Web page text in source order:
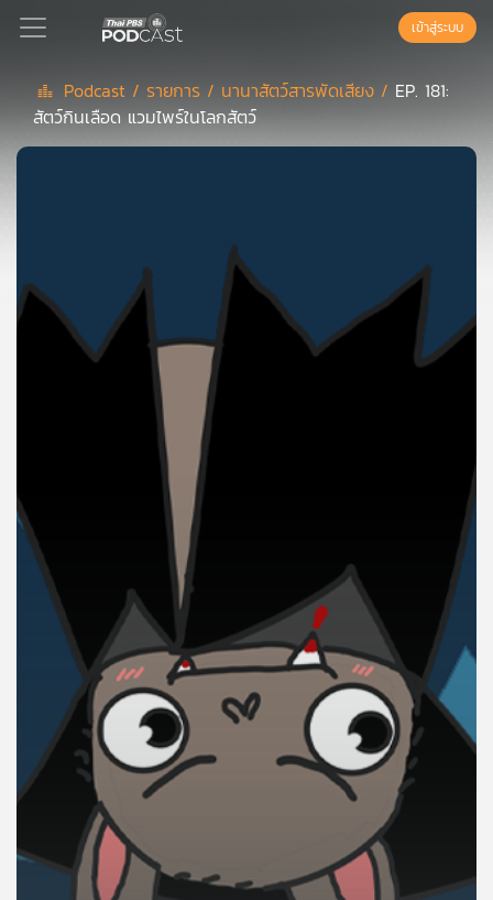
Podcast
แนะนำ
คุณ
เพลง
บทความ
ข่าว
และ
กิจกรรม
เข้าสู่ระบบ
Podcast / รายการ / นานาสัตว์สารพัดเสียง / EP. 181:
สัตว์กินเลือด แวมไพร์ในโลกสัตว์